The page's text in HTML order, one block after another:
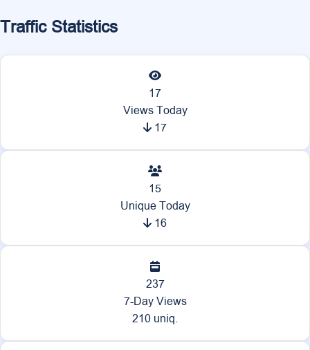
Traffic Statistics
17
Views Today
17
15
Unique Today
16
237
7-Day Views
210 uniq.